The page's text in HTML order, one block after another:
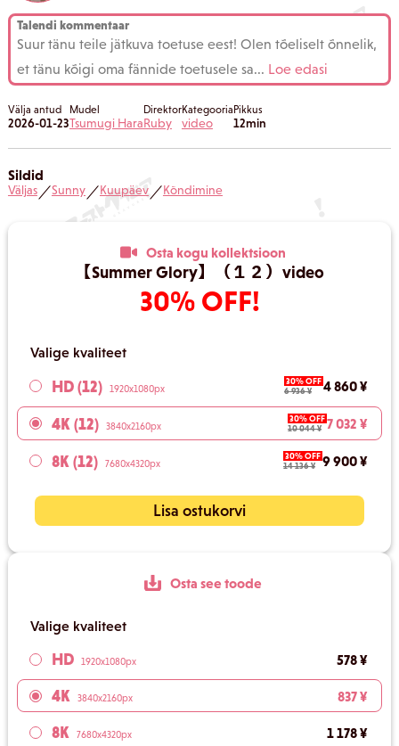
Talendi kommentaar
Suur tänu teile jätkuva toetuse eest! Olen tõeliselt õnnelik,
et tänu kõigi oma fännide toetusele sa... Loe edasi
Välja antud
2026-01-23
Mudel
Tsumugi Hara
Direktor
Ruby
Kategooria
video
Pikkus
12min
Sildid
Väljas／Sunny／Kuupäev／Kõndimine
Osta kogu kollektsioon
【Summer Glory】（１２）video
30% OFF!
Valige kvaliteet
HD (12) 1920x1080px
30% OFF
6 936 ¥
4 860 ¥
4K (12) 3840x2160px
30% OFF
10 044 ¥ 7 032 ¥
8K (12) 7680x4320px
30% OFF
14 136 ¥
9 900 ¥
Lisa ostukorvi
Osta see toode
Valige kvaliteet
HD 1920x1080px 578 ¥
4K 3840x2160px 837 ¥
8K 7680x4320px 1 178 ¥